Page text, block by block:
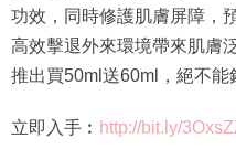
功效，同時修護肌膚屏障，
高效擊退外來環境帶來肌膚
推出買50ml送60ml，絕不能
立即入手︰ http://bit.ly/